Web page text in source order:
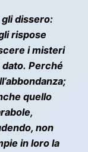
dissero:
rispose
i misteri
dato. Perché
quello
non
in loro la